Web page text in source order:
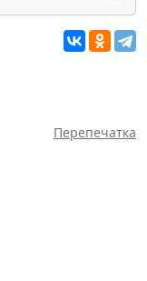
Перепечатка